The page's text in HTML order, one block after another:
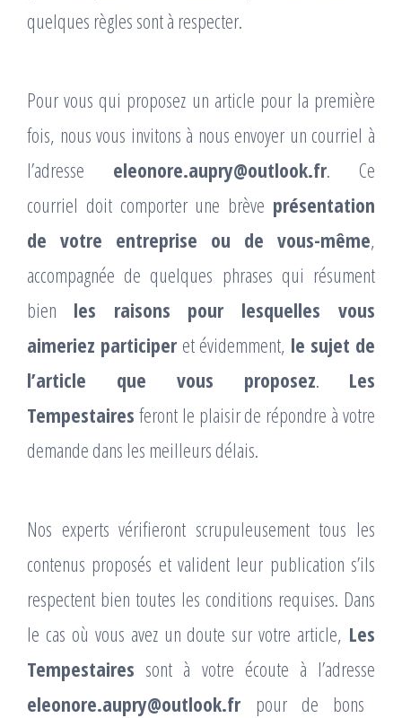
quelques règles sont à respecter.
Pour vous qui proposez un article pour la première
fois, nous vous invitons à nous envoyer un courriel à
l’adresse eleonore.aupry@outlook.fr. Ce
courriel doit comporter une brève présentation
de votre entreprise ou de vous-même,
accompagnée de quelques phrases qui résument
bien les raisons pour lesquelles vous
aimeriez participer et évidemment, le sujet de
l’article que vous proposez. Les
Tempestaires feront le plaisir de répondre à votre
demande dans les meilleurs délais.
Nos experts vérifieront scrupuleusement tous les
contenus proposés et valident leur publication s’ils
respectent bien toutes les conditions requises. Dans
le cas où vous avez un doute sur votre article, Les
Tempestaires sont à votre écoute à l’adresse
eleonore.aupry@outlook.fr
pour de bons